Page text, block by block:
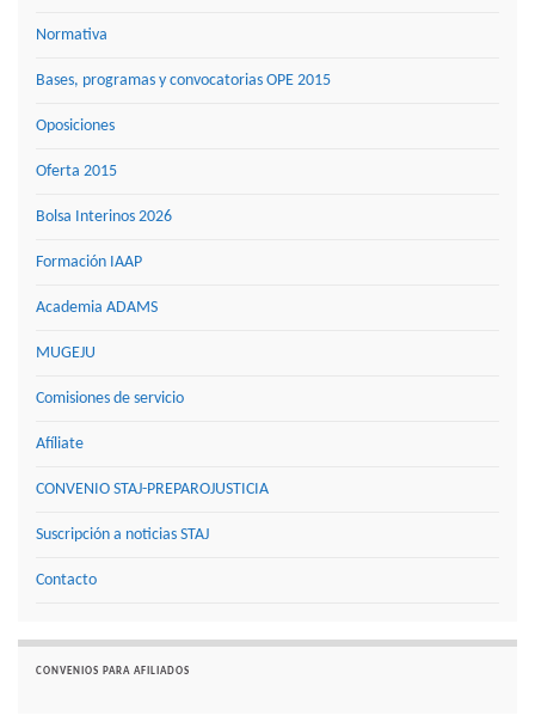
Normativa
Bases, programas y convocatorias OPE 2015
Oposiciones
Oferta 2015
Bolsa Interinos 2026
Formación IAAP
Academia ADAMS
MUGEJU
Comisiones de servicio
Afíliate
CONVENIO STAJ-PREPAROJUSTICIA
Suscripción a noticias STAJ
Contacto
CONVENIOS PARA AFILIADOS